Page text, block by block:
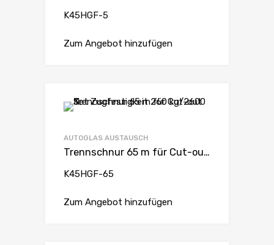
K45HGF-5
Zum Angebot hinzufügen
AUTOGLAS AUSTAUSCH
Trennschnur 65 m für Cut-out Set Zugfestigkeit 260 kg/2600 N.
K45HGF-65
Zum Angebot hinzufügen